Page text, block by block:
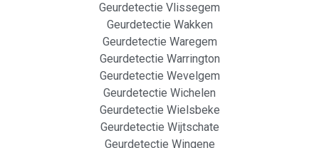
Geurdetectie Vlissegem
Geurdetectie Wakken
Geurdetectie Waregem
Geurdetectie Warrington
Geurdetectie Wevelgem
Geurdetectie Wichelen
Geurdetectie Wielsbeke
Geurdetectie Wijtschate
Geurdetectie Wingene